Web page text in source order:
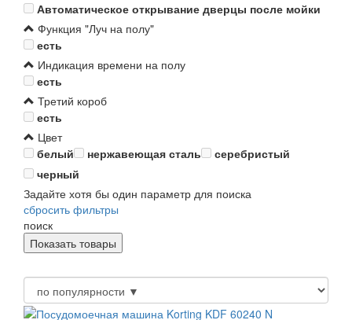
Автоматическое открывание дверцы после мойки
Функция "Луч на полу"
есть
Индикация времени на полу
есть
Третий короб
есть
Цвет
белый
нержавеющая сталь
серебристый
черный
Задайте хотя бы один параметр для поиска
сбросить фильтры
поиск